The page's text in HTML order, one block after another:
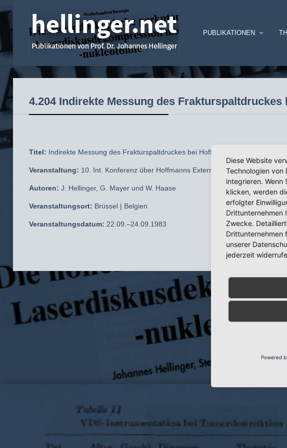
PUBLIKATIONEN
4.204 Indirekte Messung des
Titel: Indirekte Messung des Frakturspaltdruckes bei Hoffmanns Externer Fixation
Veranstaltung: 10. Int. Konferenz über Hoffmanns Externe Fixation
Autoren: J. Hellinger, G. Mayer und W. Haase
Veranstaltungsort: Brüssel | Belgien
Veranstaltungsdatum: 22.09.–24.09.1983
Diese Website
Technologien von
integrieren. Wenn
klicken, werden
erfolgter
Drittunternehmen
Zwecke.
Drittunternehmen
unserer
jederzeit
Powered